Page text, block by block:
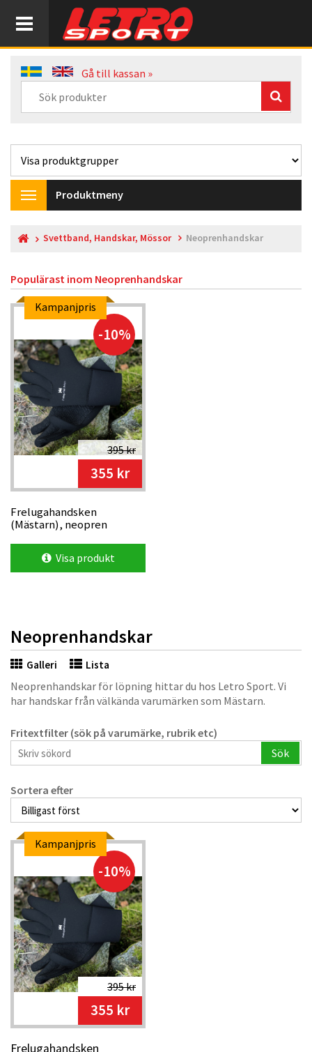
Gå till kassan »
Toggle
navigation
Produktmeny
Svettband, Handskar, Mössor Neoprenhandskar
Populärast inom Neoprenhandskar
Kampanjpris
-10%
395 kr
355 kr
Frelugahandsken
(Mästarn), neopren
Visa produkt
Neoprenhandskar
Galleri Lista
Neoprenhandskar för löpning hittar du hos Letro Sport. Vi
har handskar från välkända varumärken som Mästarn.
Fritextfilter (sök på varumärke, rubrik etc)
Sök
Sortera efter
Kampanjpris
-10%
395 kr
355 kr
Frelugahandsken